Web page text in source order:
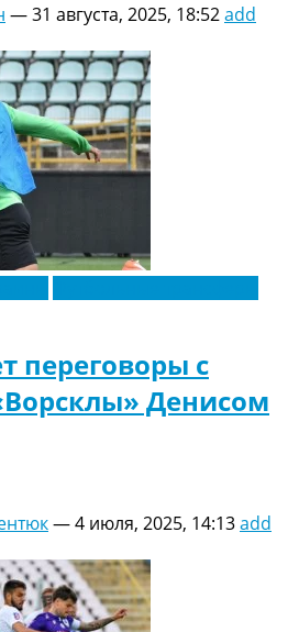
—31 августа, 2025, 18:52add
переговоры с
Денисом
—4 июля, 2025, 14:13add